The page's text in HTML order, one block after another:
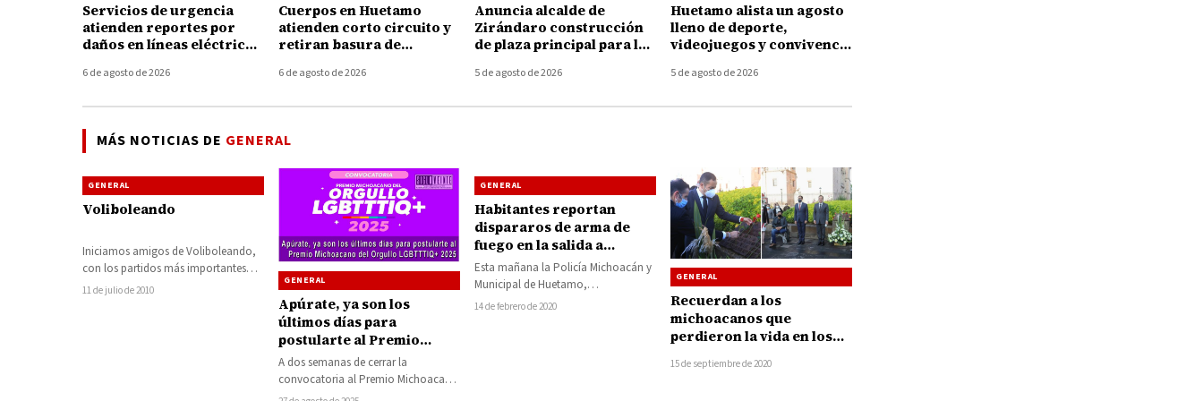
Servicios de urgencia
atienden reportes por
daños en líneas eléctricas
Huetamo
6 de agosto de 2026
Cuerpos en Huetamo
atienden corto circuito y
retiran basura de
tormenta de ayer
6 de agosto de 2026
Anuncia alcalde de
Zirándaro construcción
de plaza principal para la
5 de agosto de 2026
Huetamo alista un agosto
lleno de deporte,
videojuegos y convivencia
5 de agosto de 2026
MÁS NOTICIAS DE GENERAL
GENERAL
Voliboleando
Iniciamos amigos de Voliboleando,
con los partidos más importantes
que se llevaron a cabo la semana
11 de julio de 2010
GENERAL
Apúrate, ya son los
últimos días para
postularte al Premio
Michoacano del Orgullo
LGBTTTIQ+ 2025
A dos semanas de cerrar la
convocatoria al Premio Michoacano
al Orgullo 2025 en su tercera edición,
GENERAL
Habitantes reportan
dispararos de arma de
fuego en la salida a
Pinzanangapio, aseguran
vehículo baleado
Esta mañana la Policía Michoacán y
Municipal de Huetamo,
inplementaron un fuerte operativo de
14 de febrero de 2020
GENERAL
Recuerdan a los
michoacanos que
perdieron la vida en los
2008
15 de septiembre de 2020